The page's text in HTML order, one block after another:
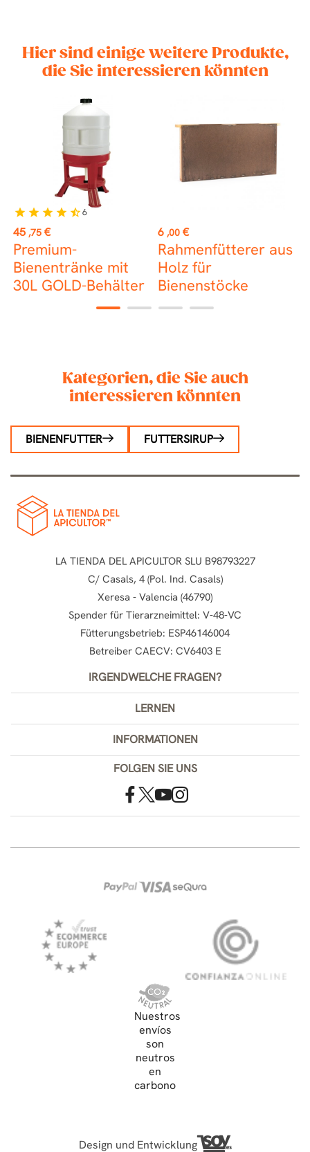
Hier sind einige weitere Produkte,
die Sie interessieren könnten
Preis
45 ,75 €
Premium-
Bienentränke mit
30L GOLD-Behälter
star star star star star_half6
Preis
6 ,00 €
Rahmenfütterer aus
Holz für
Bienenstöcke
1 2 3 4
Kategorien, die Sie auch
interessieren könnten
BIENENFUTTER FUTTERSIRUP
LA TIENDA DEL APICULTOR SLU B98793227
C/ Casals, 4 (Pol. Ind. Casals)
Xeresa - Valencia (46790)
Spender für Tierarzneimittel: V-48-VC
Fütterungsbetrieb: ESP46146004
Betreiber CAECV: CV6403 E
IRGENDWELCHE FRAGEN?
LERNEN
INFORMATIONEN
FOLGEN SIE UNS
Nuestros
envíos
son
neutros
en
carbono
Design und Entwicklung